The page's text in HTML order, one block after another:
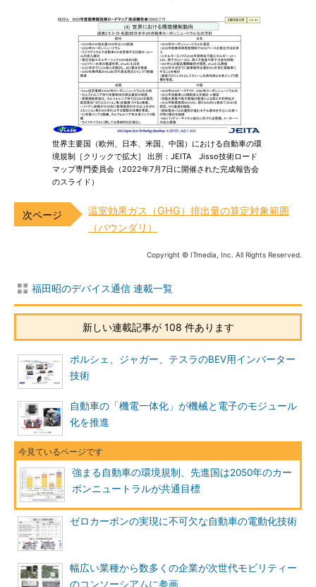
世界主要国（欧州、日本、米国、中国）における自動車の環
境規制［クリックで拡大］ 出所：JEITA Jisso技術ロード
マップ専門委員会（2022年7月7日に開催された完成報告会
のスライド）
温室効果ガス（GHG）排出量の算定対象範囲
（バウンダリ）
Copyright © ITmedia, Inc. All Rights Reserved.
福田昭のデバイス通信 連載一覧
新しい連載記事が 108 件あります
ポルシェ、ジャガー、テスラのBEV用インバーター
技術
自動車の「機電一体化」が機械と電子のモジュール
化を推進
強まる自動車の環境規制、先進国は2050年のカー
ボンニュートラルが共通目標
ゼロカーボンの実現に不可欠な自動車の電動化技術
幅広い業種から数多くの企業が次世代モビリティー
のコンソーシアムに参画